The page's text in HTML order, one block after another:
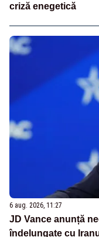
criză enegetică
6 aug. 2026, 11:27
JD Vance anunță
îndelungate cu